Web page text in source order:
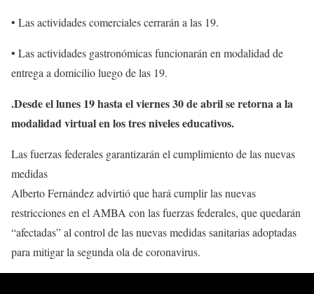
• Las actividades comerciales cerrarán a las 19.
• Las actividades gastronómicas funcionarán en modalidad de
entrega a domicilio luego de las 19.
.Desde el lunes 19 hasta el viernes 30 de abril se retorna a la
modalidad virtual en los tres niveles educativos.
Las fuerzas federales garantizarán el cumplimiento de las nuevas
medidas
Alberto Fernández advirtió que hará cumplir las nuevas
restricciones en el AMBA con las fuerzas federales, que quedarán
“afectadas” al control de las nuevas medidas sanitarias adoptadas
para mitigar la segunda ola de coronavirus.